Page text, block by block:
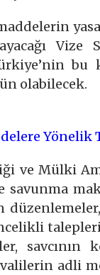
bu
olabilecek.
Yönelik
ve Mülki
savunma
adli